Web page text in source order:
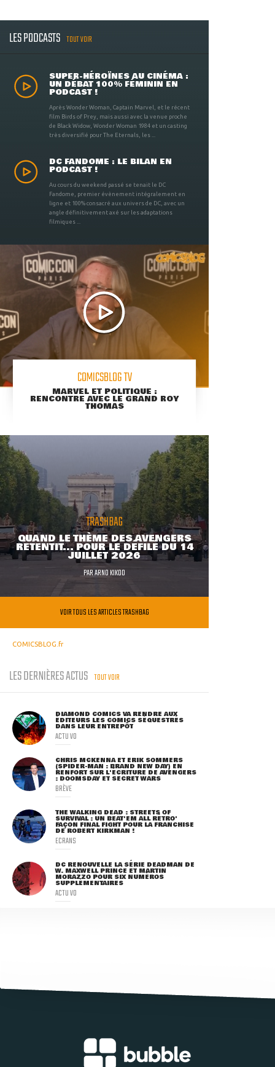
LES PODCASTS TOUT VOIR
SUPER-HÉROÏNES AU CINÉMA :
UN DÉBAT 100% FÉMININ EN
PODCAST !
Après Wonder Woman, Captain Marvel, et le récent
film Birds of Prey, mais aussi avec la venue proche
de Black Widow, Wonder Woman 1984 et un casting
très diversifié pour The Eternals, les ...
DC FANDOME : LE BILAN EN
PODCAST !
Au cours du weekend passé se tenait le DC
Fandome, premier évènement intégralement en
ligne et 100% consacré aux univers de DC, avec un
angle définitivement axé sur les adaptations
filmiques ...
COMICSBLOG TV
MARVEL ET POLITIQUE :
RENCONTRE AVEC LE GRAND ROY
THOMAS
TRASHBAG
QUAND LE THÈME DES AVENGERS
RETENTIT... POUR LE DÉFILÉ DU 14
JUILLET 2026
PARARNO KIKOO
VOIR TOUS LES ARTICLES TRASHBAG
COMICSBLOG.fr
LES DERNIÈRES ACTUS TOUT VOIR
DIAMOND COMICS VA RENDRE AUX
ÉDITEURS LES COMICS SÉQUESTRÉS
DANS LEUR ENTREPÔT
ACTU VO
CHRIS MCKENNA ET ERIK SOMMERS
(SPIDER-MAN : BRAND NEW DAY) EN
RENFORT SUR L'ÉCRITURE DE AVENGERS
: DOOMSDAY ET SECRET WARS
BRÈVE
THE WALKING DEAD : STREETS OF
SURVIVAL : UN BEAT'EM ALL RÉTRO'
FAÇON FINAL FIGHT POUR LA FRANCHISE
DE ROBERT KIRKMAN !
ECRANS
DC RENOUVELLE LA SÉRIE DEADMAN DE
W. MAXWELL PRINCE ET MARTIN
MORAZZO POUR SIX NUMÉROS
SUPPLÉMENTAIRES
ACTU VO